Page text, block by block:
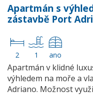
Apartmán s
zástavbě Port
2 1 ano
Apartmán v klidné
výhledem na moře a
Adriano. Možnost